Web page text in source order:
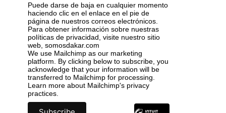
Puede darse de baja en cualquier momento
haciendo clic en el enlace en el pie de
página de nuestros correos electrónicos.
Para obtener información sobre nuestras
políticas de privacidad, visite nuestro sitio
web, somosdakar.com
We use Mailchimp as our marketing
platform. By clicking below to subscribe, you
acknowledge that your information will be
transferred to Mailchimp for processing.
Learn more about Mailchimp's privacy
practices.